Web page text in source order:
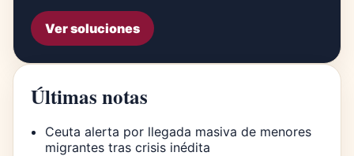
Ver soluciones
Últimas notas
Ceuta alerta por llegada masiva de menores
migrantes tras crisis inédita